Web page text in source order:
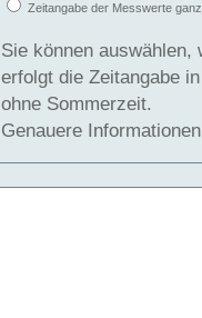
Zeitangabe der Messwerte
Sie können auswählen,
erfolgt die Zeitangabe
ohne Sommerzeit.
Genauere